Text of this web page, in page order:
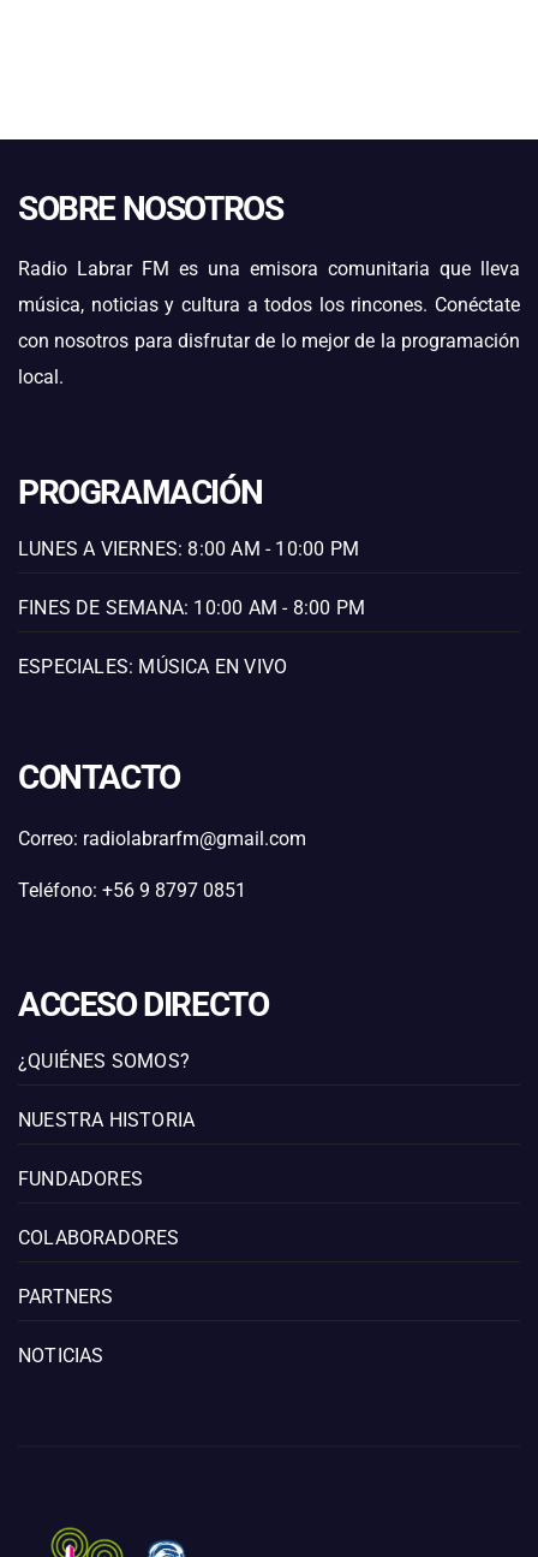
SOBRE NOSOTROS
Radio Labrar FM es una emisora comunitaria que lleva
música, noticias y cultura a todos los rincones. Conéctate
con nosotros para disfrutar de lo mejor de la programación
local.
PROGRAMACIÓN
LUNES A VIERNES: 8:00 AM - 10:00 PM
FINES DE SEMANA: 10:00 AM - 8:00 PM
ESPECIALES: MÚSICA EN VIVO
CONTACTO
Correo: radiolabrarfm@gmail.com
Teléfono: +56 9 8797 0851
ACCESO DIRECTO
¿QUIÉNES SOMOS?
NUESTRA HISTORIA
FUNDADORES
COLABORADORES
PARTNERS
NOTICIAS